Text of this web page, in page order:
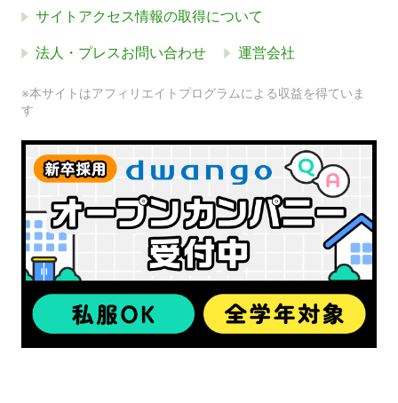
サイトアクセス情報の取得について
法人・プレスお問い合わせ 運営会社
※本サイトはアフィリエイトプログラムによる収益を得ていま
す